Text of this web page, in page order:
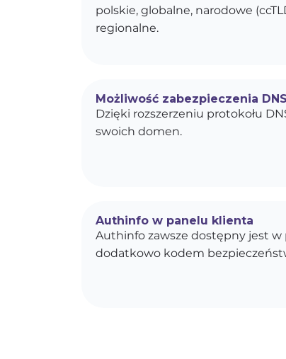
polskie, globalne, narodowe
regionalne.
Możliwość zabezpieczenia
Dzięki rozszerzeniu protokołu
swoich domen.
Authinfo w panelu klienta
Authinfo zawsze dostępny jest
dodatkowo kodem